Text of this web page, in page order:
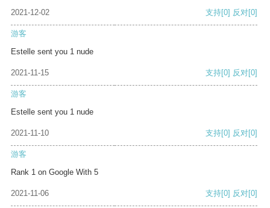
2021-12-02 支持[0] 反对[0]
游客
Estelle sent you 1 nude
2021-11-15 支持[0] 反对[0]
游客
Estelle sent you 1 nude
2021-11-10 支持[0] 反对[0]
游客
Rank 1 on Google With 5
2021-11-06 支持[0] 反对[0]